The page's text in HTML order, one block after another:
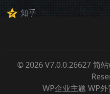
知乎
© 2026 V7.0.0.26627简
WP企业主题 WP